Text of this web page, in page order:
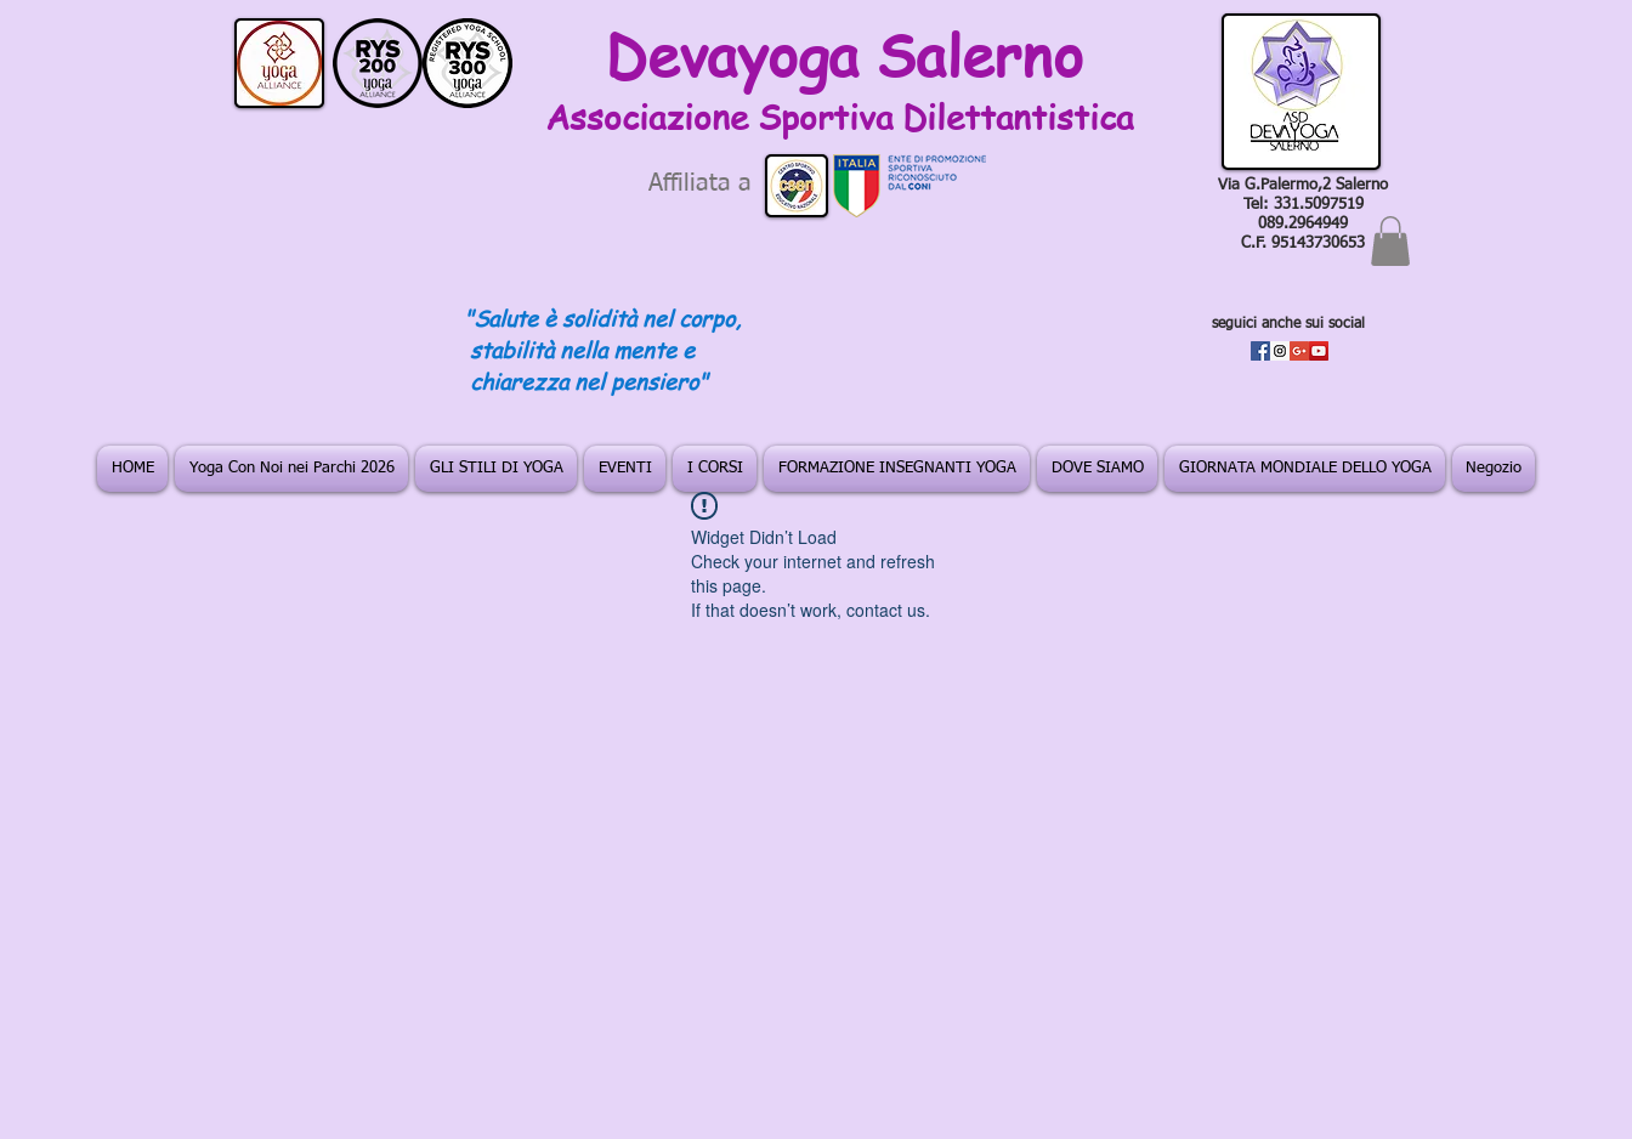
Devayoga Salerno
Associazione Sportiva Dilettantistica
Affiliata a
"Salute è solidità nel corpo,
stabilità nella mente e
chiarezza nel pensiero"
Via G.Palermo,2 Salerno
Tel: 331.5097519
089.2964949
C.F. 95143730653
seguici anche sui social
HOME Yoga Con Noi nei Parchi 2026 GLI STILI DI YOGA EVENTI I CORSI FORMAZIONE INSEGNANTI YOGA DOVE SIAMO GIORNATA MONDIALE DELLO YOGA Negozio
Widget Didn’t Load
Check your internet and refresh
this page.
If that doesn’t work, contact us.